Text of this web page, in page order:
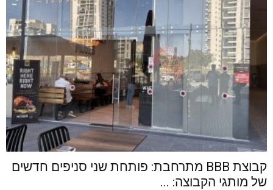
קבוצת BBB מתרחבת: פותחת שני סניפים חדשים
של מותגי הקבוצה: ...